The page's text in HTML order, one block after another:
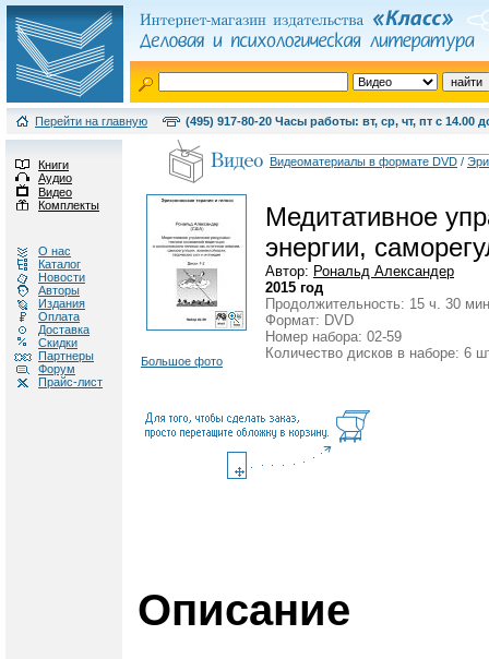
Перейти на главную (495) 917-80-20 Часы работы: вт, ср, чт, пт с 14.00
Книги
Аудио
Видео
Комплекты
О нас
Каталог
Новости
Авторы
Издания
Оплата
Доставка
Скидки
Партнеры
Форум
Прайс-лист
Видеоматериалы в формате DVD /
Большое фото
Медитативное
энергии,
Автор: Рональд Александер
2015 год
Продолжительность: 15 ч. 30
Формат: DVD
Номер набора: 02-59
Количество дисков в наборе: 6
Описание